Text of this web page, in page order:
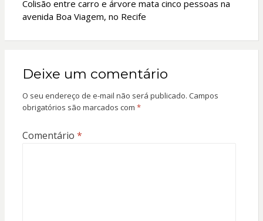
Colisão entre carro e árvore mata cinco pessoas na
avenida Boa Viagem, no Recife
Deixe um comentário
O seu endereço de e-mail não será publicado. Campos
obrigatórios são marcados com *
Comentário *